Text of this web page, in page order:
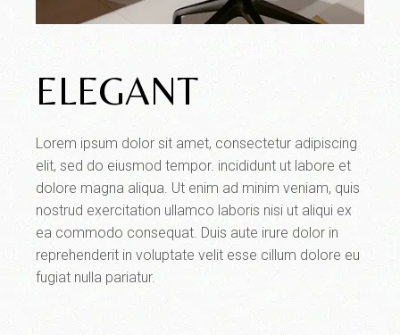
ELEGANT
Lorem ipsum dolor sit amet, consectetur adipiscing
elit, sed do eiusmod tempor. incididunt ut labore et
dolore magna aliqua. Ut enim ad minim veniam, quis
nostrud exercitation ullamco laboris nisi ut aliqui ex
ea commodo consequat. Duis aute irure dolor in
reprehenderit in voluptate velit esse cillum dolore eu
fugiat nulla pariatur.